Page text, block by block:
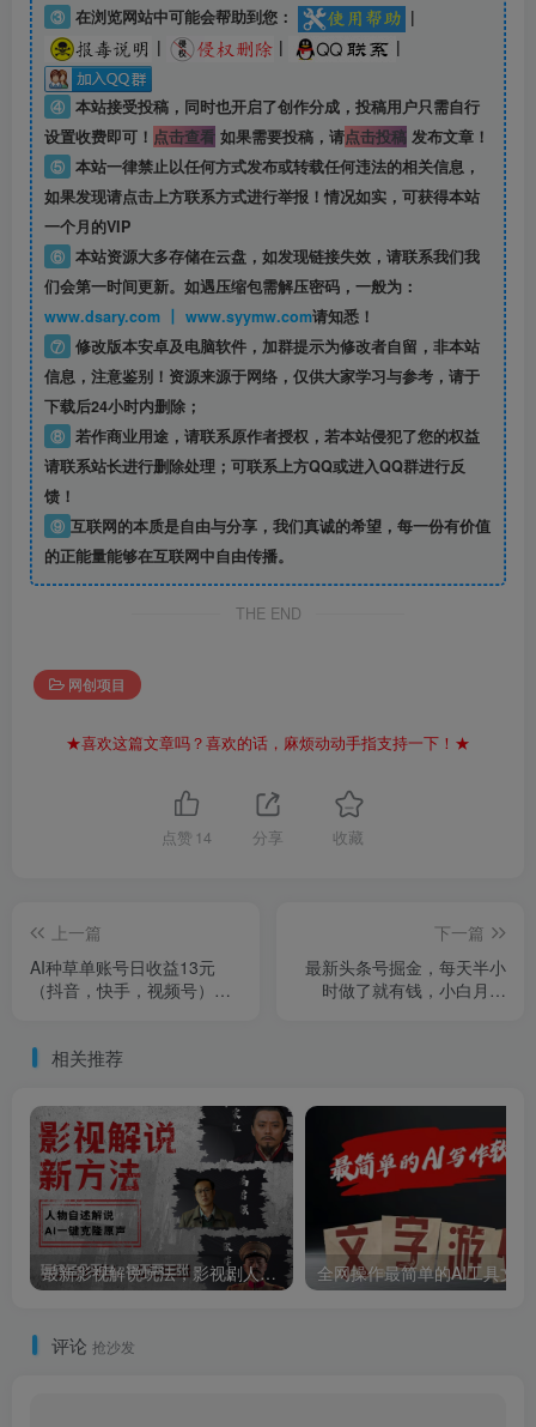
③ 在浏览网站中可能会帮助到您：
|
|
| |
④ 本站接受投稿，同时也开启了创作分成，投稿用户只需自行
设置收费即可！ 点击查看如果需要投稿，请点击投稿发布文章！
⑤ 本站一律禁止以任何方式发布或转载任何违法的相关信息，
如果发现请点击上方联系方式进行举报！情况如实，可获得本站
一个月的VIP
⑥ 本站资源大多存储在云盘，如发现链接失效，请联系我们我
们会第一时间更新。如遇压缩包需解压密码，一般为：
www.dsary.com 丨 www.syymw.com请知悉！
⑦ 修改版本安卓及电脑软件，加群提示为修改者自留， 非本站
信息，注意鉴别！资源来源于网络，仅供大家学习与参考，请于
下载后24小时内删除；
⑧ 若作商业用途，请联系原作者授权，若本站侵犯了您的权益
请联系站长进行删除处理；可联系上方QQ或进入QQ群进行反
馈！
⑨ 互联网的本质是自由与分享，我们真诚的希望，每一份有价值
的正能量能够在互联网中自由传播。
THE END
网创项目
★喜欢这篇文章吗？喜欢的话，麻烦动动手指支持一下！★
点赞 14 分享 收藏
上一篇
AI种草单账号日收益13元
（抖音，快手，视频号），
下一篇
最新头条号掘金，每天半小
时做了就有钱，小白月入
相关推荐
最新影视解说玩法，影视剧人物自述，AI一键克隆生成，无需写文案 各个平台流量通吃，每天轻松两三张
评论 抢沙发